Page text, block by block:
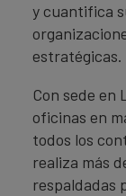
y cuantifica
estratégicas.
Con sede en
oficinas en
todos los
realiza más
respaldadas